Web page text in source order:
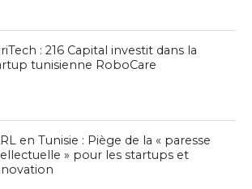
: 216 Capital investit dans la
tunisienne RoboCare
en Tunisie : Piège de la « paresse
» pour les startups et